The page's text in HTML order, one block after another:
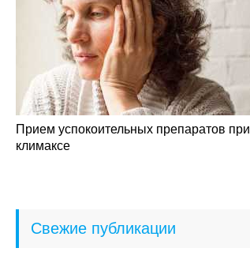
Прием успокоительных препаратов при
климаксе
Свежие публикации